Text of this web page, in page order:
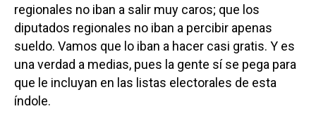
regionales no iban a salir muy caros; que los
diputados regionales no iban a percibir apenas
sueldo. Vamos que lo iban a hacer casi gratis. Y es
una verdad a medias, pues la gente sí se pega para
que le incluyan en las listas electorales de esta
índole.